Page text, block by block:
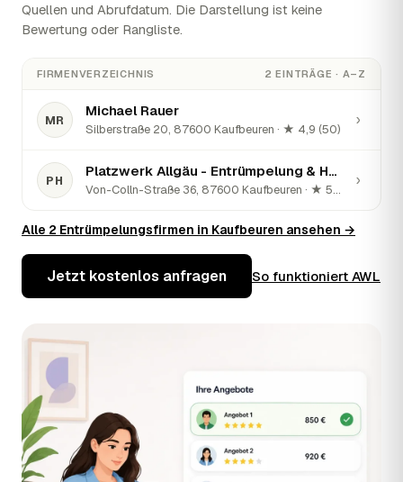
Quellen und Abrufdatum. Die Darstellung ist keine
Bewertung oder Rangliste.
FIRMENVERZEICHNIS 2 EINTRÄGE · A–Z
MR
Michael Rauer
Silberstraße 20, 87600 Kaufbeuren · ★ 4,9 (50)
›
PH
Platzwerk Allgäu - Entrümpelung & Haushaltsauflösung
Von-Colln-Straße 36, 87600 Kaufbeuren · ★ 5 (111)
›
Alle 2 Entrümpelungsfirmen in Kaufbeuren ansehen →
Jetzt kostenlos anfragen So funktioniert AWL